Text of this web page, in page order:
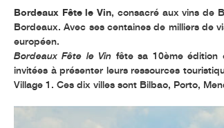
Bordeaux Fête le Vin, consacré aux vins de
Bordeaux. Avec ses centaines de milliers de
européen.
Bordeaux Fête le Vin fête sa 10ème édition
invitées à présenter leurs ressources
Village 1. Ces dix villes sont Bilbao, Porto,